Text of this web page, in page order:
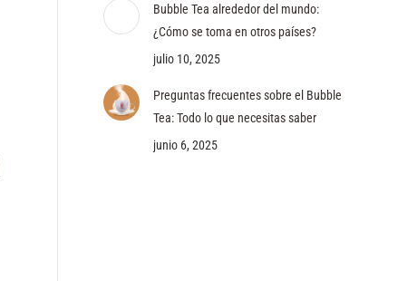
Bubble Tea alrededor del mundo:
¿Cómo se toma en otros países?
julio 10, 2025
Preguntas frecuentes sobre el Bubble
Tea: Todo lo que necesitas saber
junio 6, 2025